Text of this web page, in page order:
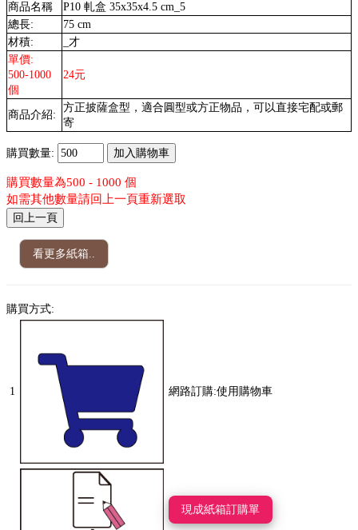
商品名稱
P10 軋盒 35x35x4.5 cm_5
總長:
75 cm
材積:
_才
單價:
500-1000
個
24元
商品介紹:
方正披薩盒型，適合圓型或方正物品，可以直接宅配或郵
寄
購買數量:
購買數量為500 - 1000 個
如需其他數量請回上一頁重新選取
看更多紙箱..
購買方式:
1 網路訂購:使用購物車
現成紙箱訂購單